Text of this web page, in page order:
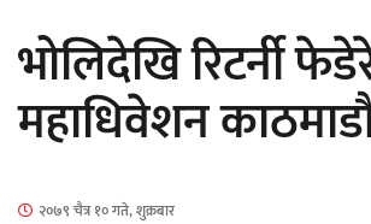
भोलिदेखि रिटर्नी
महाधिवेशन
२०७९ चैत्र १० गते, शुक्रबार